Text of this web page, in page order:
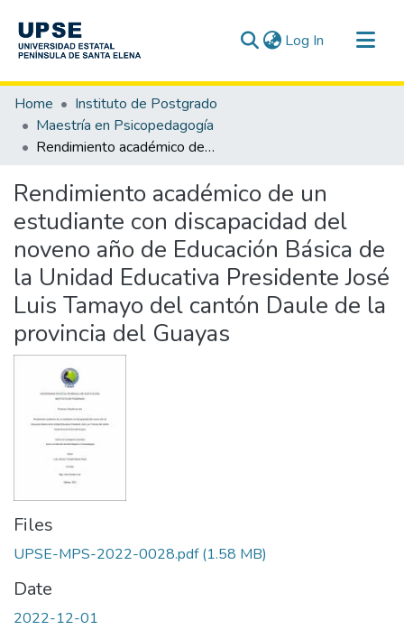
Log In (current)
Communities & Collections
All of DSpace
Statistics
Home
Instituto de Postgrado
Maestría en Psicopedagogía
Rendimiento académico de un estudiante con discapacidad del noveno año de Educación Básica de la Unidad Educativa Presidente José Luis Tamayo del cantón Daule de la provincia del Guayas
Rendimiento académico de un
estudiante con discapacidad del
noveno año de Educación Básica de
la Unidad Educativa Presidente José
Luis Tamayo del cantón Daule de la
provincia del Guayas
Files
UPSE-MPS-2022-0028.pdf(1.58 MB)
Date
2022-12-01